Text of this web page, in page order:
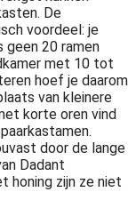
De
voordeel: je
geen 20 ramen
met 10 tot
hoef je daarom
van kleinere
korte oren vind
door de lange
Dadant
honing zijn ze niet